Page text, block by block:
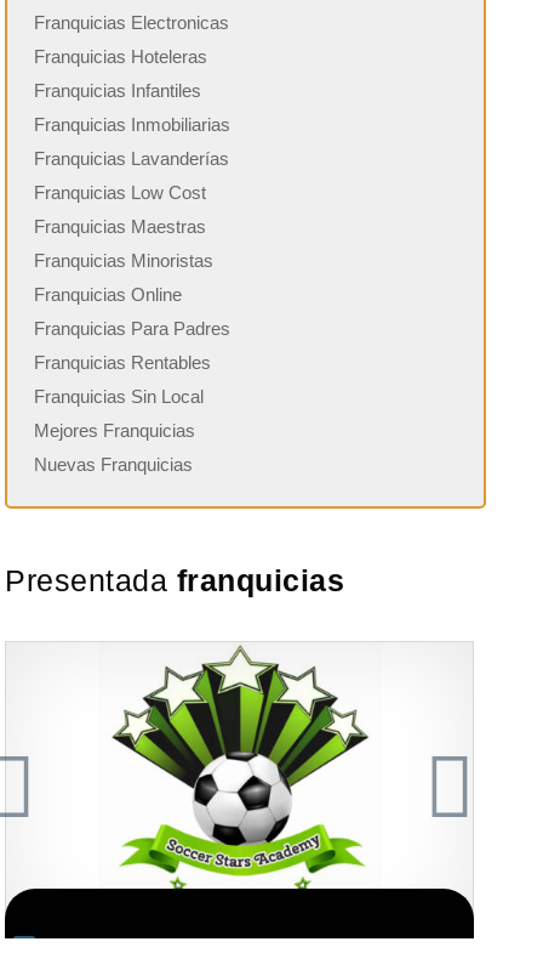
Franquicias Electronicas
Franquicias Hoteleras
Franquicias Infantiles
Franquicias Inmobiliarias
Franquicias Lavanderías
Franquicias Low Cost
Franquicias Maestras
Franquicias Minoristas
Franquicias Online
Franquicias Para Padres
Franquicias Rentables
Franquicias Sin Local
Mejores Franquicias
Nuevas Franquicias
Presentada franquicias